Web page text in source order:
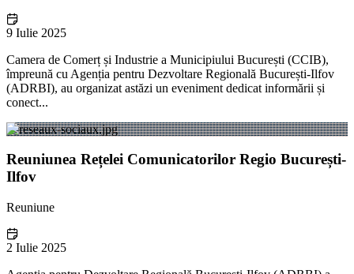
9 Iulie 2025
Camera de Comerț și Industrie a Municipiului București (CCIB),
împreună cu Agenția pentru Dezvoltare Regională București-Ilfov
(ADRBI), au organizat astăzi un eveniment dedicat informării și
conect...
Reuniunea Rețelei Comunicatorilor Regio București-
Ilfov
Reuniune
2 Iulie 2025